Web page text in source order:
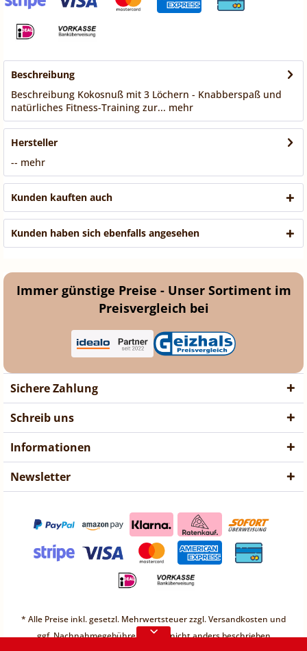
❤ Liebe Kunden ❤
Vorübergehend sind keine
Bestellungen möglich.
Weitere Informationen
Vorübergehend sind keine
Bestellungen möglich.
Beschreibung
Beschreibung Kokosnuß mit 3 Löchern - Knabberspaß und
natürliches Fitness-Training zur... mehr
Hersteller
-- mehr
Kunden kauften auch
Kunden haben sich ebenfalls angesehen
Immer günstige Preise - Unser Sortiment im
Preisvergleich bei
Sichere Zahlung
Schreib uns
Informationen
Newsletter
* Alle Preise inkl. gesetzl. Mehrwertsteuer zzgl.Versandkosten und
ggf. Nachnahmegebühren, wenn nicht anders beschrieben